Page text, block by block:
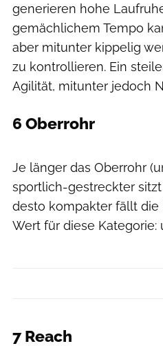
generieren hohe
gemächlichem Tempo
aber mitunter kippelig
zu kontrollieren. Ein
Agilität, mitunter jedoch
6 Oberrohr
Je länger das Oberrohr
sportlich-gestreckter sitzt
desto kompakter fällt die
Wert für diese Kategorie:
7 Reach